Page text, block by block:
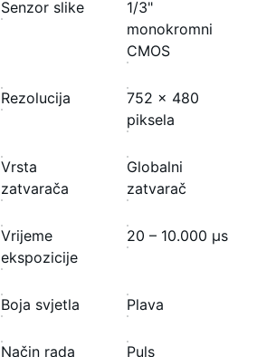
Senzor slike
1/3"
monokromni
CMOS
Rezolucija
752 × 480
piksela
Vrsta
zatvarača
Globalni
zatvarač
Vrijeme
ekspozicije
20 – 10.000 μs
Boja svjetla Plava
Način rada
Puls